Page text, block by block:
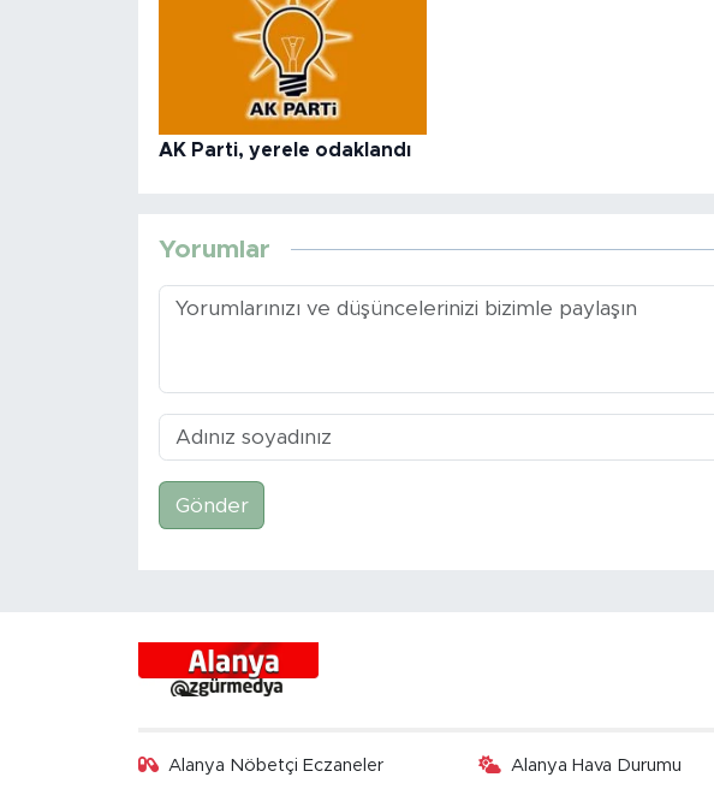
AK Parti, yerele odaklandı
Yorumlar
Gönder
Alanya Nöbetçi Eczaneler Alanya Hava Durumu